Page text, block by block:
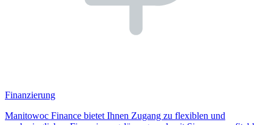
Finanzierung
Manitowoc Finance bietet Ihnen Zugang zu flexiblen und